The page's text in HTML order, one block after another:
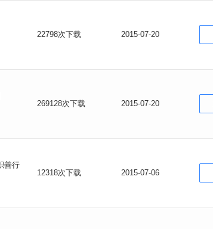
22798次下载 2015-07-20
269128次下载 2015-07-20
善行
12318次下载 2015-07-06